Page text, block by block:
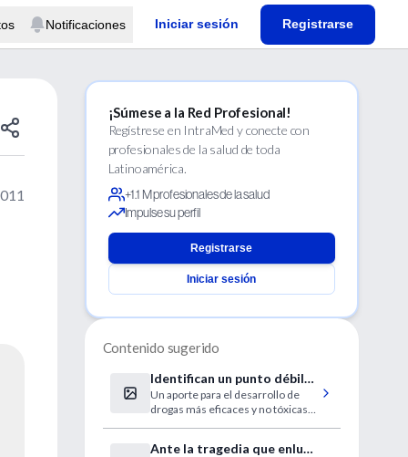
Notificaciones Iniciar sesión Registrarse
¡Súmese a la Red Profesional!
Regístrese en IntraMed y conecte con
profesionales de la salud de toda
Latinoamérica.
+1.1 M profesionales de la salud
Impulse su perfil
Registrarse
Iniciar sesión
Contenido sugerido
Identifican un punto débil
del parásito de la
enfermedad del sueño
Un aporte para el desarrollo de
drogas más eficaces y no tóxicas
Ante la tragedia que enluta